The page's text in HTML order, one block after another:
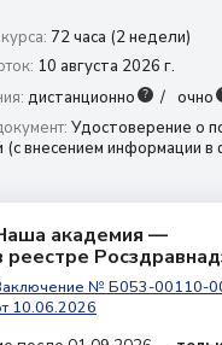
72 часа (2 недели)
10 августа 2026 г.
дистанционно ? очно
Удостоверение о
(с внесением информации
академия —
реестре
№ Б053-00110-
10.06.2026